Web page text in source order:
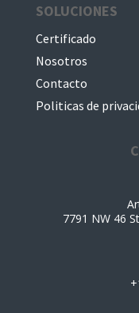
SOLUCIONES
Certificado
Nosotros
Contacto
Politicas de
7791 NW 46